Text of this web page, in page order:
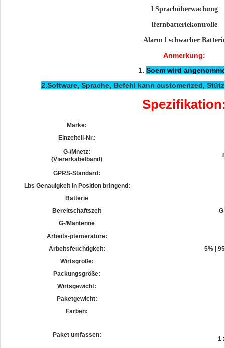
l Sprachüberwachung
lfernbatteriekontrolle
Alarm l schwacher
Anmerkung:
1. Soem wird
2.Software, Sprache, Befehl kann customerized,
Marke:
Einzelteil-Nr.:
G-/Mnetz:
(Viererkabelband)
GPRS-Standard:
Lbs Genauigkeit in Position bringend:
Batterie
Bereitschaftszeit
G-/Mantenne
Arbeits-ptemerature:
Arbeitsfeuchtigkeit:
5% |
Wirtsgröße:
Packungsgröße:
Wirtsgewicht:
Paketgewicht:
Farben:
Paket umfassen:
1